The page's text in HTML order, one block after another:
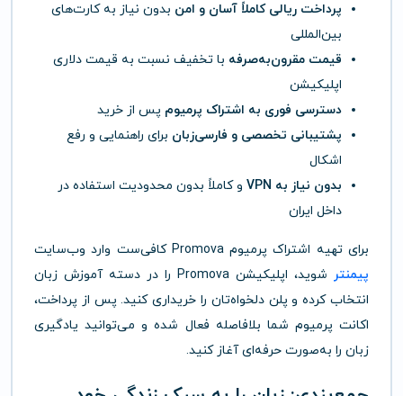
پرداخت ریالی کاملاً آسان و امن بدون نیاز به کارت‌های
بین‌المللی
قیمت مقرون‌به‌صرفه با تخفیف نسبت به قیمت دلاری
اپلیکیشن
دسترسی فوری به اشتراک پرمیوم پس از خرید
پشتیبانی تخصصی و فارسی‌زبان برای راهنمایی و رفع
اشکال
بدون نیاز به VPN
و کاملاً بدون محدودیت استفاده در
داخل ایران
برای تهیه اشتراک پرمیوم Promova کافی‌ست وارد وب‌سایت
پیمنتر
شوید، اپلیکیشن Promova را در دسته آموزش زبان
انتخاب کرده و پلن دلخواه‌تان را خریداری کنید. پس از پرداخت،
اکانت پرمیوم شما بلافاصله فعال شده و می‌توانید یادگیری
زبان را به‌صورت حرفه‌ای آغاز کنید.